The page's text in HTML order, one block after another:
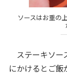
ソースはお重の
ステーキソー
にかけるとご飯